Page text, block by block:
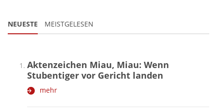
NEUESTE MEISTGELESEN
Aktenzeichen Miau, Miau: Wenn
Stubentiger vor Gericht landen
mehr